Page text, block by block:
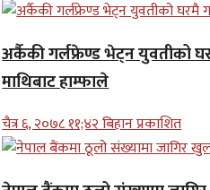
अर्कैकी गर्लफ्रेण्ड भेट्न युवतीको
माथिबाट हाम्फाले
चैत्र ६, २०७८ ११;४२ बिहान प्रकाशित